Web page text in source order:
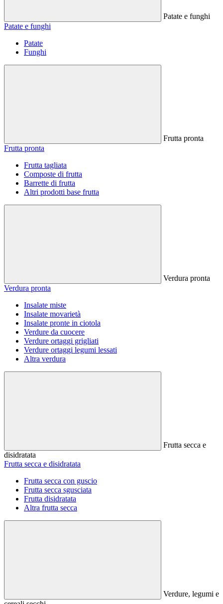
Patate e funghi
Patate e funghi
Patate
Funghi
Frutta pronta
Frutta pronta
Frutta tagliata
Composte di frutta
Barrette di frutta
Altri prodotti base frutta
Verdura pronta
Verdura pronta
Insalate miste
Insalate movarietà
Insalate pronte in ciotola
Verdure da cuocere
Verdure ortaggi grigliati
Verdure ortaggi legumi lessati
Altra verdura
Frutta secca e
disidratata
Frutta secca e disidratata
Frutta secca con guscio
Frutta secca sgusciata
Frutta disidratata
Altra frutta secca
Verdure, legumi e